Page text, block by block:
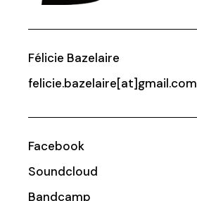
Félicie Bazelaire
felicie.bazelaire[at]gmail.com
Facebook
Soundcloud
Bandcamp